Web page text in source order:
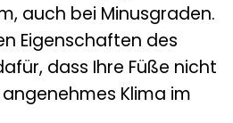
auch bei Minusgraden.
Eigenschaften des
dass Ihre Füße nicht
Klima im